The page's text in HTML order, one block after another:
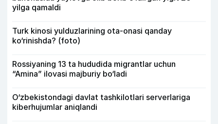
yilga qamaldi
Turk kinosi yulduzlarining ota-onasi qanday
ko‘rinishda? (foto)
Rossiyaning 13 ta hududida migrantlar uchun
“Amina” ilovasi majburiy bo‘ladi
O‘zbekistondagi davlat tashkilotlari serverlariga
kiberhujumlar aniqlandi